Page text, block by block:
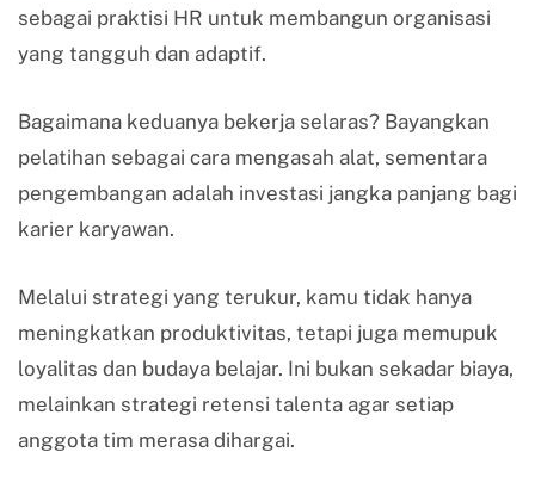
sebagai praktisi HR untuk membangun organisasi
yang tangguh dan adaptif.
Bagaimana keduanya bekerja selaras? Bayangkan
pelatihan sebagai cara mengasah alat, sementara
pengembangan adalah investasi jangka panjang bagi
karier karyawan.
Melalui strategi yang terukur, kamu tidak hanya
meningkatkan produktivitas, tetapi juga memupuk
loyalitas dan budaya belajar. Ini bukan sekadar biaya,
melainkan strategi retensi talenta agar setiap
anggota tim merasa dihargai.